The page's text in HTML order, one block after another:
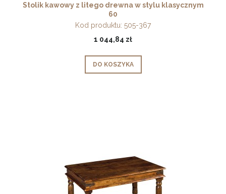
Stolik kawowy z litego drewna w stylu klasycznym
60
Kod produktu: 505-367
1 044,84 zł
DO KOSZYKA